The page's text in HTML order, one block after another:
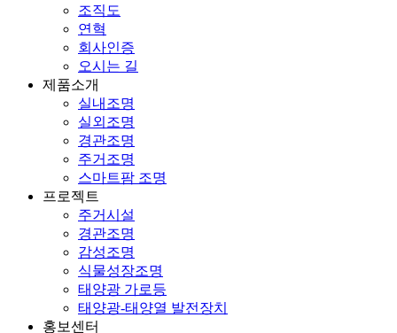
조직도
연혁
회사인증
오시는 길
제품소개
실내조명
실외조명
경관조명
주거조명
스마트팜 조명
프로젝트
주거시설
경관조명
감성조명
식물성장조명
태양광 가로등
태양광-태양열 발전장치
홍보센터